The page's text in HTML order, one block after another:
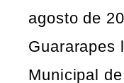
agosto de
Guararapes
Municipal